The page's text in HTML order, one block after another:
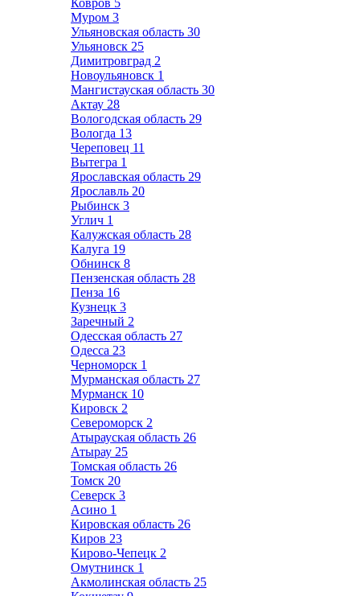
Ковров 5
Муром 3
Ульяновская область 30
Ульяновск 25
Димитровград 2
Новоульяновск 1
Мангистауская область 30
Актау 28
Вологодская область 29
Вологда 13
Череповец 11
Вытегра 1
Ярославская область 29
Ярославль 20
Рыбинск 3
Углич 1
Калужская область 28
Калуга 19
Обнинск 8
Пензенская область 28
Пенза 16
Кузнецк 3
Заречный 2
Одесская область 27
Одесса 23
Черноморск 1
Мурманская область 27
Мурманск 10
Кировск 2
Североморск 2
Атырауская область 26
Атырау 25
Томская область 26
Томск 20
Северск 3
Асино 1
Кировская область 26
Киров 23
Кирово-Чепецк 2
Омутнинск 1
Акмолинская область 25